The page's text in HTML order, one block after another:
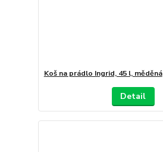
Koš na prádlo Ingrid, 45 l, měděná
Detail